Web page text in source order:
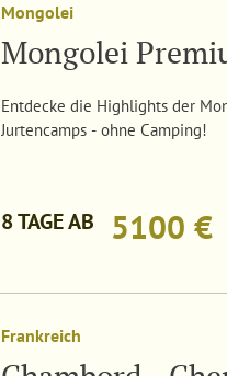
Mongolei
Mongolei
Entdecke die Highlights der
Jurtencamps - ohne Camping!
8 TAGE AB 5100 €
Frankreich